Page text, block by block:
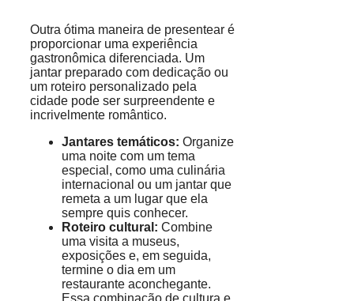
Outra ótima maneira de presentear é
proporcionar uma experiência
gastronômica diferenciada. Um
jantar preparado com dedicação ou
um roteiro personalizado pela
cidade pode ser surpreendente e
incrivelmente romântico.
Jantares temáticos: Organize
uma noite com um tema
especial, como uma culinária
internacional ou um jantar que
remeta a um lugar que ela
sempre quis conhecer.
Roteiro cultural: Combine
uma visita a museus,
exposições e, em seguida,
termine o dia em um
restaurante aconchegante.